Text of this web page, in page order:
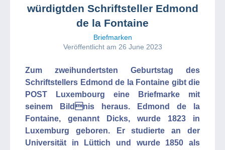
würdigtden Schriftsteller Edmond
de la Fontaine
Briefmarken
Veröffentlicht am 26 June 2023
Zum zweihundertsten Geburtstag des
Schriftstellers Edmond de la Fontaine gibt die
POST Luxembourg eine Briefmarke mit
seinem Bildnis heraus. Edmond de la
Fontaine, genannt Dicks, wurde 1823 in
Luxemburg geboren. Er studierte an der
Universität in Lüttich und wurde 1850 als